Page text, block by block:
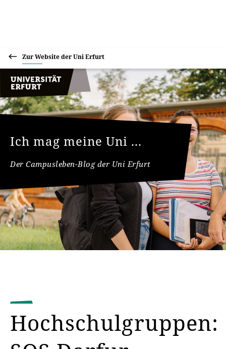
Zur Website der Uni Erfurt
Ich mag meine Uni ...
Der Campusleben-Blog der Uni Erfurt
Hochschulgruppen: